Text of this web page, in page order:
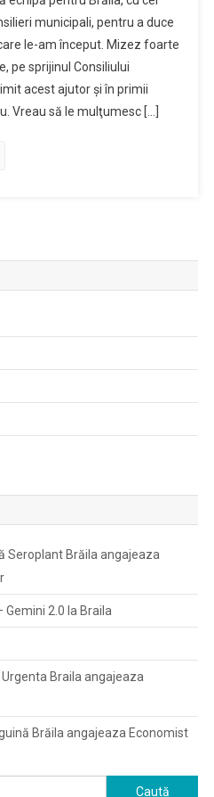
municipali, pentru a duce
le-am început. Mizez foarte
pe sprijinul Consiliului
acest ajutor şi în primii
Vreau să le mulţumesc […]
Seroplant Brăila angajeaza
2.0 la Braila
Braila angajeaza
Brăila angajeaza Economist
Caută